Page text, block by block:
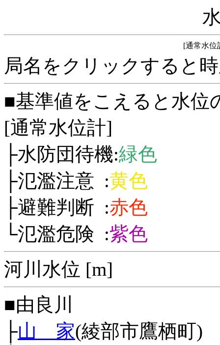
[通常水位
局名をクリックすると
■基準値をこえると水位
[通常水位計]
├水防団待機:緑色
├氾濫注意 :黄色
├避難判断 :赤色
└氾濫危険 :紫色
河川水位 [m]
■由良川
├山 家(綾部市鷹栖町)